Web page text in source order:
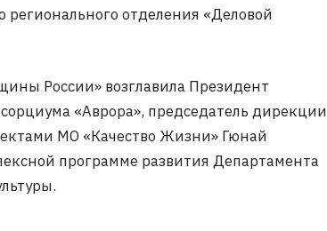
регионального отделения «Деловой
России» возглавила Президент
«Аврора», председатель дирекции
МО «Качество Жизни» Гюнай
программе развития Департамента